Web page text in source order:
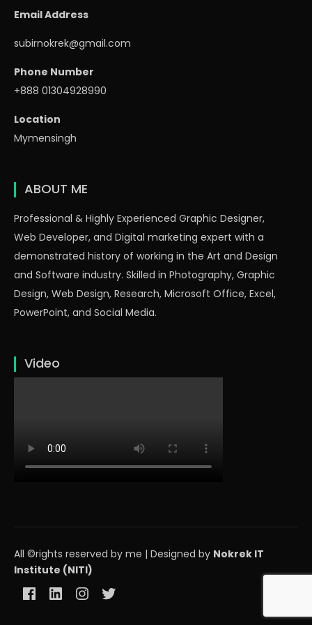
Email Address
subirnokrek@gmail.com
Phone Number
+888 01304928990
Location
Mymensingh
ABOUT ME
Professional & Highly Experienced Graphic Designer,
Web Developer, and Digital marketing expert with a
demonstrated history of working in the Art and Design
and Software industry. Skilled in Photography, Graphic
Design, Web Design, Research, Microsoft Office, Excel,
PowerPoint, and Social Media.
Video
All ©rights reserved by me | Designed by Nokrek IT
Institute (NITI)